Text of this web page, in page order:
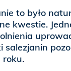
to było
kwestie.
salezjanin
roku.